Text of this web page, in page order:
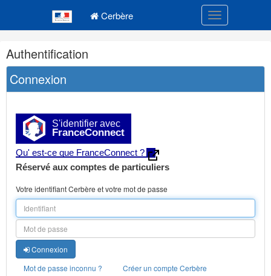
Cerbère Toggle
Navigation
et
outils
annexes
Authentification
Connexion
S'identifier avec
FranceConnect
Qu' est-ce que FranceConnect ?
Réservé aux comptes de particuliers
Votre identifiant Cerbère et votre mot de passe
Connexion
Mot de passe inconnu ?
Créer un compte Cerbère